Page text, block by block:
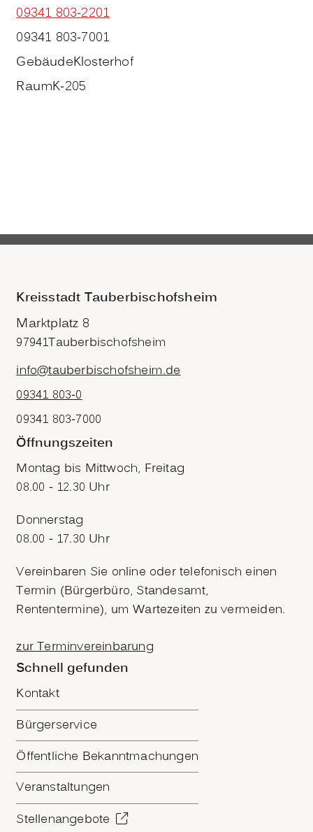
09341 803-2201
09341 803-7001
GebäudeKlosterhof
RaumK-205
Kreisstadt Tauberbischofsheim
Marktplatz 8
97941Tauberbischofsheim
info@tauberbischofsheim.de
09341 803-0
09341 803-7000
Öffnungszeiten
Montag bis Mittwoch, Freitag
08.00 - 12.30 Uhr
Donnerstag
08.00 - 17.30 Uhr
Vereinbaren Sie online oder telefonisch einen
Termin (Bürgerbüro, Standesamt,
Rententermine), um Wartezeiten zu vermeiden.
zur Terminvereinbarung
Schnell gefunden
Kontakt
Bürgerservice
Öffentliche Bekanntmachungen
Veranstaltungen
Stellenangebote